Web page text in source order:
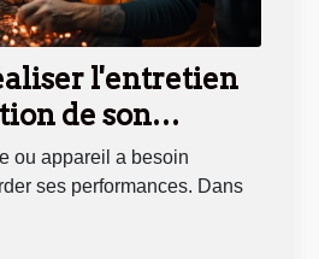
l'entretien
de son
ou appareil a besoin
ses performances. Dans